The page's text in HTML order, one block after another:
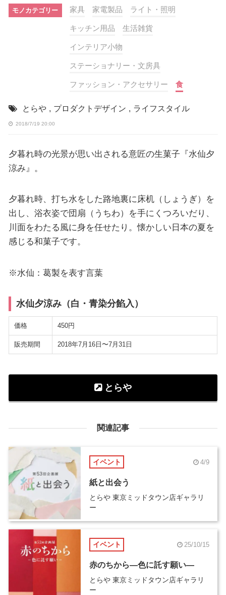
モノカテゴリー 家具 家電製品 ライト・照明
キッチン用品 生活雑貨
インテリア小物
ステーショナリー・文房具
ファッション・アクセサリー 食
とらや , プロダクトデザイン , ライフスタイル
2018/7/19 20:00
夕暮れ時の光景が思い出される意匠の生菓子『水仙夕
涼み』。
夕暮れ時、打ち水をした路地裏に床机（しょうぎ）を
出し、浴衣姿で団扇（うちわ）を手にくつろいだり、
川面をわたる風に身を任せたり。懐かしい日本の夏を
感じる和菓子です。
※水仙：葛製を表す言葉
水仙夕涼み（白・青染分餡入）
価格 450円
販売期間 2018年7月16日〜7月31日
とらや
関連記事
イベント 4/9
紙と出会う
とらや 東京ミッドタウン店ギャラリ
ー
イベント 25/10/15
赤のちから―色に託す願い―
とらや 東京ミッドタウン店ギャラリ
ー